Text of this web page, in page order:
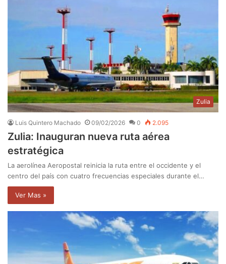
Zulia
Luis Quintero Machado 09/02/2026 0 2.095
Zulia: Inauguran nueva ruta aérea
estratégica
La aerolínea Aeropostal reinicia la ruta entre el occidente y el
centro del país con cuatro frecuencias especiales durante el…
Ver Mas »